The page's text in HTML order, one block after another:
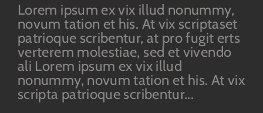
Lorem ipsum ex vix illud nonummy,
novum tation et his. At vix scriptaset
patrioque scribentur, at pro fugit erts
verterem molestiae, sed et vivendo
ali Lorem ipsum ex vix illud
nonummy, novum tation et his. At vix
scripta patrioque scribentur...